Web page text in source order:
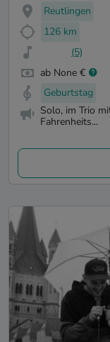
Reutlingen
126 km
(5)
ab None €
Geburtstag
Solo, im Trio
Fahrenheits...